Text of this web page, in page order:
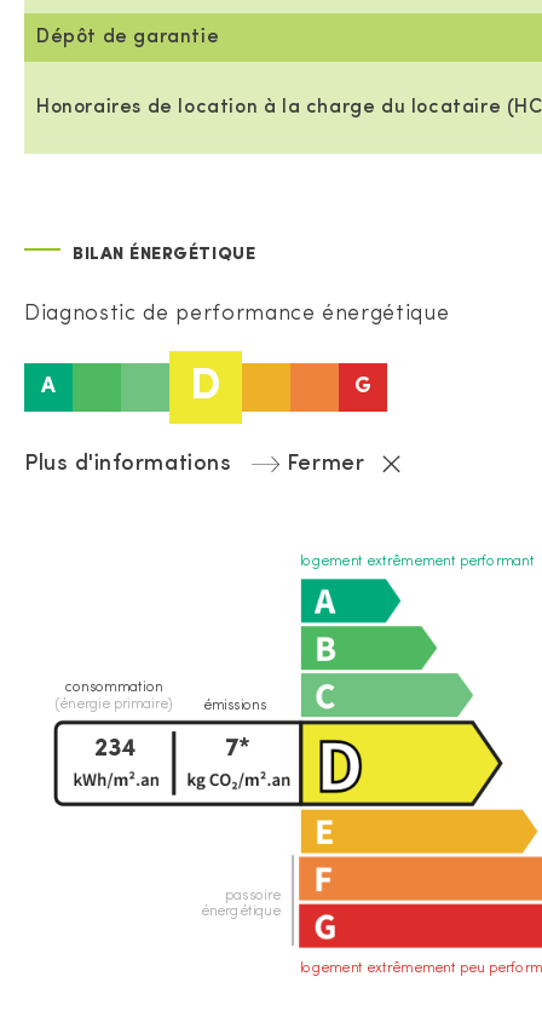
Dépôt de garantie
Honoraires de location à la charge du locataire
BILAN ÉNERGÉTIQUE
Diagnostic de performance énergétique
A D G
Plus d'informations Fermer
logement extrêmement performant
logement extrêmement peu
passoire
énergétique
consommation
(énergie primaire)
émissions
234 7*